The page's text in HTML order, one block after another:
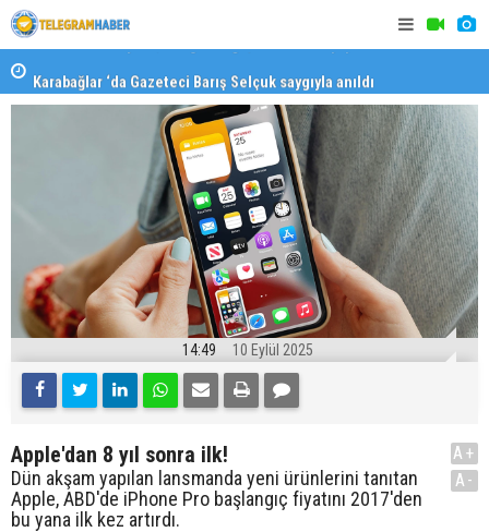
Karabağlar ‘da Gazeteci Barış Selçuk saygıyla anıldı
14:49 10 Eylül 2025
Apple'dan 8 yıl sonra ilk!
Dün akşam yapılan lansmanda yeni ürünlerini tanıtan
Apple, ABD'de iPhone Pro başlangıç fiyatını 2017'den
bu yana ilk kez artırdı.
A+
A-